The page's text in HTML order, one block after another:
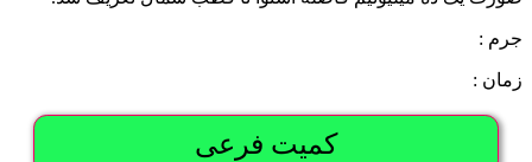
جرم :
زمان :
کمیت‌ فرعی